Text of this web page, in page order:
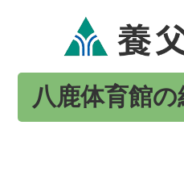
八鹿体育館